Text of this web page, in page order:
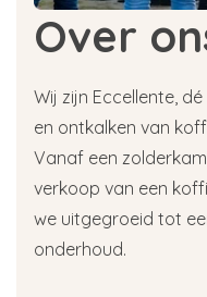
Over
Wij zijn Eccellente,
en ontkalken van
Vanaf een
verkoop van een
we uitgegroeid tot
onderhoud.